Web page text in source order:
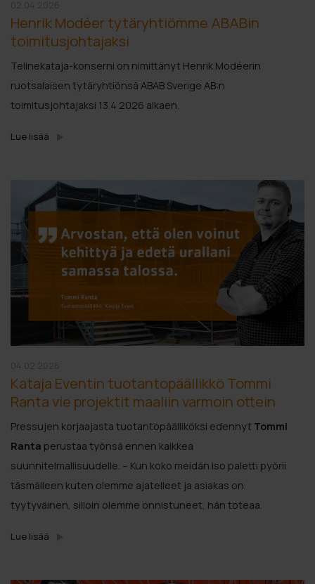
Henrik Modéer tytäryhtiömme ABABin
toimitusjohtajaksi
Telinekataja-konserni on nimittänyt Henrik Modéerin
ruotsalaisen tytäryhtiönsä ABAB Sverige AB:n
toimitusjohtajaksi 13.4 2026 alkaen.
Lue lisää
Kataja Eventin tuotantopäällikkö Tommi
Ranta vie projektit maaliin varmoin ottein
Pressujen korjaajasta tuotantopäälliköksi edennyt Tommi
Ranta perustaa työnsä ennen kaikkea
suunnitelmallisuudelle. – Kun koko meidän iso paletti pyörii
täsmälleen kuten olemme ajatelleet ja asiakas on
tyytyväinen, silloin olemme onnistuneet, hän toteaa.
Lue lisää